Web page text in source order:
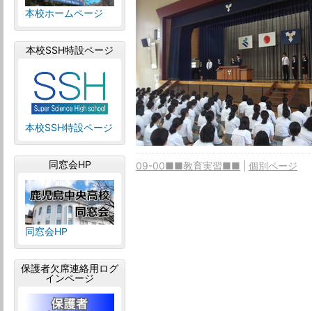
09-00■■教育実習■■ 個別ページ
本校ホームページ
本校SSH特設ページ
本校SSH特設ページ
同窓会HP
同窓会HP
保護者欠席連絡用ログ
インページ